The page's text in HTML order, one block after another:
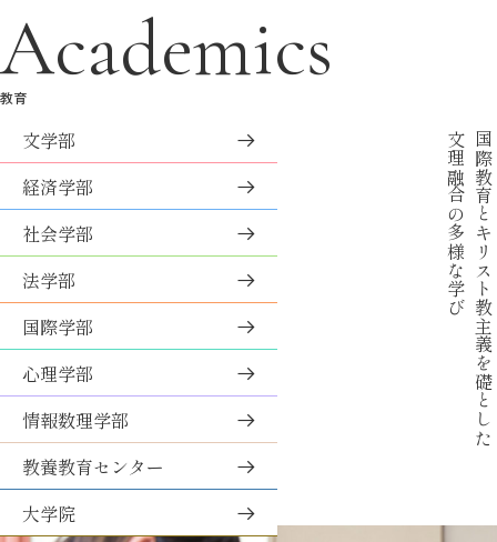
Academics
教育
文学部
経済学部
社会学部
法学部
国際学部
心理学部
情報数理学部
教養教育センター
大学院
国際教育とキリスト教主義を礎とした
文理融合の多様な学び